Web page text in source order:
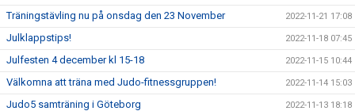
Träningstävling nu på onsdag den 23 November 2022-11-21 17:08
Julklappstips! 2022-11-18 07:45
Julfesten 4 december kl 15-18 2022-11-15 10:44
Välkomna att träna med Judo-fitnessgruppen! 2022-11-14 15:03
Judo5 samträning i Göteborg 2022-11-13 18:18